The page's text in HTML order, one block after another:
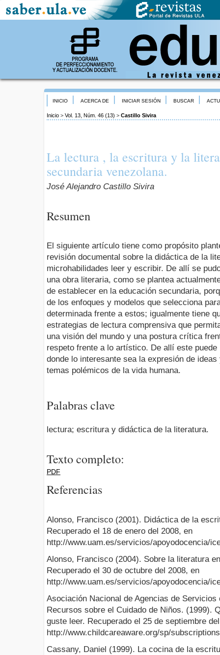
INICIO ACERCA DE INICIAR SESIÓN BUSCAR
Inicio > Vol. 13, Núm. 46 (13) > Castillo Sivira
La lectura , la escritura y la
secundaria venezolana.
José Alejandro Castillo Sivira
Resumen
El siguiente artículo tiene como propósito
revisión documental sobre la didáctica de la
microhabilidades leer y escribir. De allí se
una obra literaria, como se plantea
de establecer en la educación secundaria,
de los enfoques y modelos que selecciona
determinada frente a estos; igualmente tiene
estrategias de lectura comprensiva que
una visión del mundo y una postura crítica
respeto frente a lo artístico. De allí este
donde lo interesante sea la expresión de
temas polémicos de la vida humana.
Palabras clave
lectura; escritura y didáctica de la literatura.
Texto completo:
PDF
Referencias
Alonso, Francisco (2001). Didáctica de la
Recuperado el 18 de enero del 2008, en
http://www.uam.es/servicios/apoyodocencia/
Alonso, Francisco (2004). Sobre la literatura
Recuperado el 30 de octubre del 2008, en
http://www.uam.es/servicios/apoyodocencia/
Asociación Nacional de Agencias de
Recursos sobre el Cuidado de Niños. (1999).
guste leer. Recuperado el 25 de septiembre
http://www.childcareaware.org/sp/
Cassany, Daniel (1999). La cocina de la